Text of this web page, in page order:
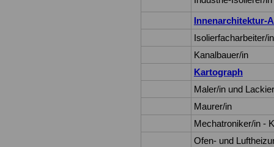
Innenarchitektur-
Isolierfacharbeiter/in
Kanalbauer/in
Kartograph
Maler/in und
Maurer/in
Mechatroniker/in -
Ofen- und